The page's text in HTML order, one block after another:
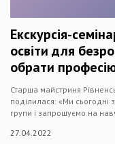
Екскурсія-
освіти для
обрати
Старша майстриня
поділилася: «Ми сьогодні
групи і запрошуємо на
27.04.2022